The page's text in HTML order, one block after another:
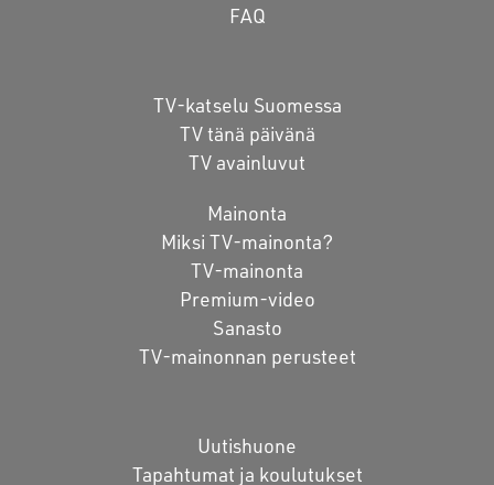
FAQ
TV-katselu Suomessa
TV tänä päivänä
TV avainluvut
Mainonta
Miksi TV-mainonta?
TV-mainonta
Premium-video
Sanasto
TV-mainonnan perusteet
Uutishuone
Tapahtumat ja koulutukset